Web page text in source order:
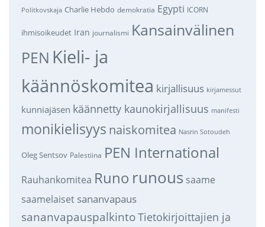
Politkovskaja Charlie Hebdo demokratia Egypti ICORN
ihmisoikeudet Iran journalismi Kansainvälinen
PEN Kieli- ja
käännöskomitea kirjallisuus kirjamessut
kunniajäsen käännetty kaunokirjallisuus manifesti
monikielisyys naiskomitea Nasrin Sotoudeh
Oleg Sentsov Palestiina PEN International
Rauhankomitea Runo runous saame
saamelaiset sananvapaus
sananvapauspalkintoTietokirjoittajien ja